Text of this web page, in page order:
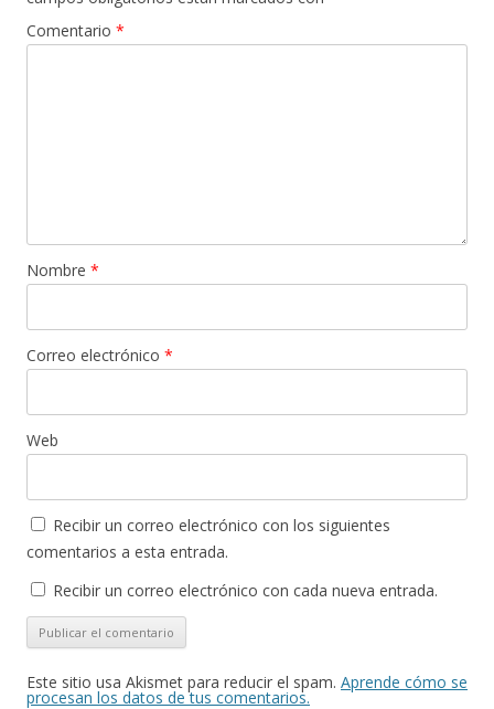
Comentario *
Nombre *
Correo electrónico *
Web
Recibir un correo electrónico con los siguientes
comentarios a esta entrada.
Recibir un correo electrónico con cada nueva entrada.
Este sitio usa Akismet para reducir el spam. Aprende cómo se
procesan los datos de tus comentarios.